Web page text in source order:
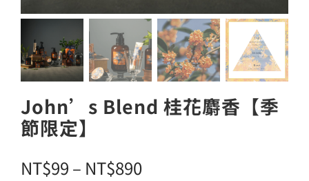
John’s Blend 桂花麝香【季
節限定】
NT$99 – NT$890價